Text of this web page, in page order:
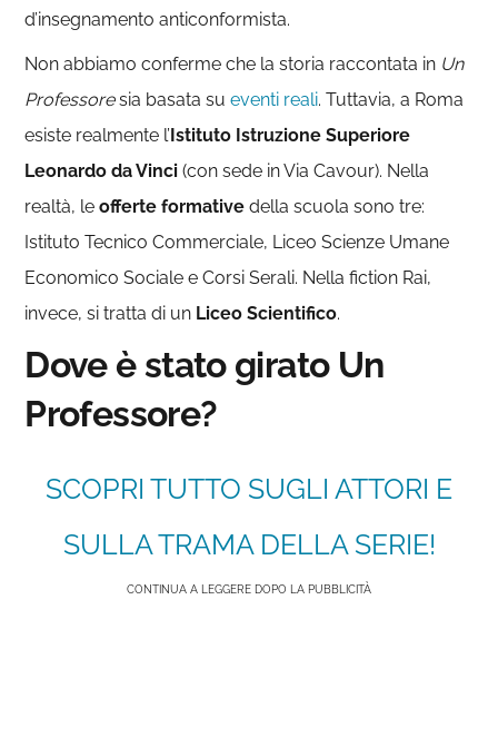
d’insegnamento anticonformista.
Non abbiamo conferme che la storia raccontata in Un
Professoresia basata sueventi reali. Tuttavia, a Roma
esiste realmente l’Istituto Istruzione Superiore
Leonardo da Vinci (con sede in Via Cavour). Nella
realtà, leofferte formative della scuola sono tre:
Istituto Tecnico Commerciale, Liceo Scienze Umane
Economico Sociale e Corsi Serali. Nella fiction Rai,
invece, si tratta di un Liceo Scientifico.
Dove è stato girato Un
Professore?
SCOPRI TUTTO SUGLI ATTORI E
SULLA TRAMA DELLA SERIE!
CONTINUA A LEGGERE DOPO LA PUBBLICITÀ